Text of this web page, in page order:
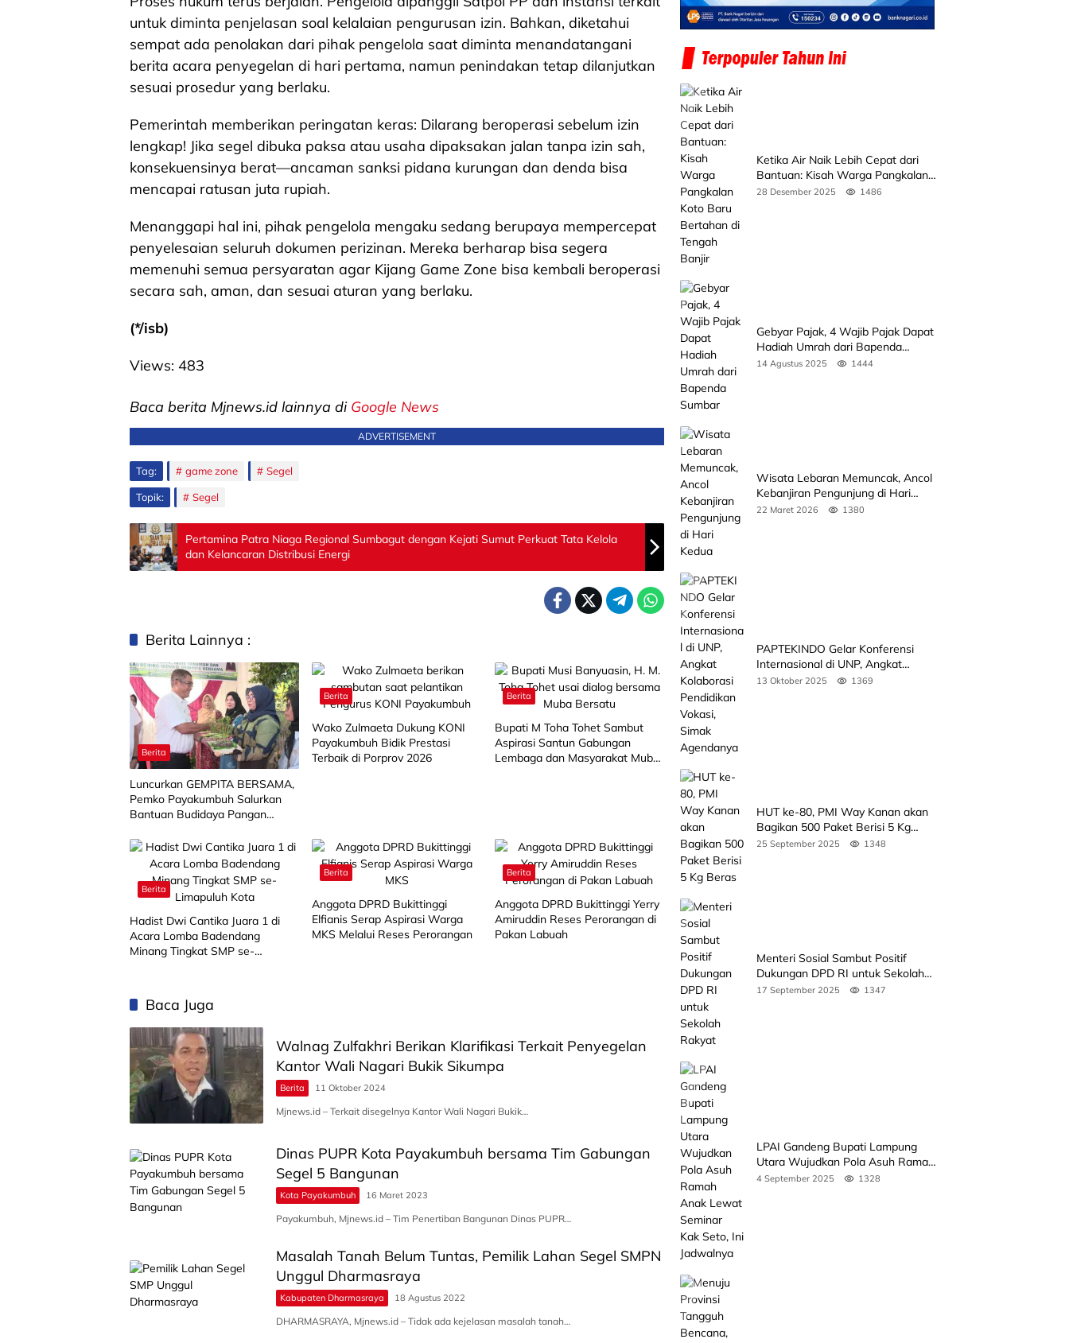
untuk diminta penjelasan soal kelalaian pengurusan izin. Bahkan, diketahui
sempat ada penolakan dari pihak pengelola saat diminta menandatangani
berita acara penyegelan di hari pertama, namun penindakan tetap dilanjutkan
sesuai prosedur yang berlaku.
Pemerintah memberikan peringatan keras: Dilarang beroperasi sebelum izin
lengkap! Jika segel dibuka paksa atau usaha dipaksakan jalan tanpa izin sah,
konsekuensinya berat—ancaman sanksi pidana kurungan dan denda bisa
mencapai ratusan juta rupiah.
Menanggapi hal ini, pihak pengelola mengaku sedang berupaya mempercepat
penyelesaian seluruh dokumen perizinan. Mereka berharap bisa segera
memenuhi semua persyaratan agar Kijang Game Zone bisa kembali beroperasi
secara sah, aman, dan sesuai aturan yang berlaku.
(*/isb)
Views: 483
Baca berita Mjnews.id lainnya di Google News
ADVERTISEMENT
Tag: game zone Segel
Topik: Segel
Pertamina Patra Niaga Regional Sumbagut dengan Kejati Sumut Perkuat Tata Kelola
dan Kelancaran Distribusi Energi
Berita Lainnya :
Berita
Luncurkan GEMPITA BERSAMA,
Pemko Payakumbuh Salurkan
Bantuan Budidaya Pangan
Berita
Wako Zulmaeta Dukung KONI
Payakumbuh Bidik Prestasi
Terbaik di Porprov 2026
Berita
Bupati M Toha Tohet Sambut
Aspirasi Santun Gabungan
Lembaga dan Masyarakat Muba
Berita
Hadist Dwi Cantika Juara 1 di
Acara Lomba Badendang
Minang Tingkat SMP se-
Berita
Anggota DPRD Bukittinggi
Elfianis Serap Aspirasi Warga
MKS Melalui Reses Perorangan
Berita
Anggota DPRD Bukittinggi Yerry
Amiruddin Reses Perorangan di
Pakan Labuah
Baca Juga
Walnag Zulfakhri Berikan Klarifikasi Terkait Penyegelan
Kantor Wali Nagari Bukik Sikumpa
Berita 11 Oktober 2024
Mjnews.id – Terkait disegelnya Kantor Wali Nagari Bukik…
Dinas PUPR Kota Payakumbuh bersama Tim Gabungan
Segel 5 Bangunan
Kota Payakumbuh 16 Maret 2023
Payakumbuh, Mjnews.id – Tim Penertiban Bangunan Dinas PUPR…
Masalah Tanah Belum Tuntas, Pemilik Lahan Segel SMPN
Unggul Dharmasraya
Kabupaten Dharmasraya 18 Agustus 2022
DHARMASRAYA, Mjnews.id – Tidak ada kejelasan masalah tanah…
Ketika Air Naik Lebih Cepat dari
Bantuan: Kisah Warga Pangkalan
Koto Baru Bertahan di Tengah
28 Desember 2025 1486
Gebyar Pajak, 4 Wajib Pajak Dapat
Hadiah Umrah dari Bapenda
Sumbar
14 Agustus 2025 1444
Wisata Lebaran Memuncak, Ancol
Kebanjiran Pengunjung di Hari
Kedua
22 Maret 2026 1380
PAPTEKINDO Gelar Konferensi
Internasional di UNP, Angkat
Kolaborasi Pendidikan Vokasi,
13 Oktober 2025 1369
HUT ke-80, PMI Way Kanan akan
Bagikan 500 Paket Berisi 5 Kg
Beras
25 September 2025 1348
Menteri Sosial Sambut Positif
Dukungan DPD RI untuk Sekolah
Rakyat
17 September 2025 1347
LPAI Gandeng Bupati Lampung
Utara Wujudkan Pola Asuh Ramah
Anak Lewat Seminar Kak Seto, Ini
4 September 2025 1328